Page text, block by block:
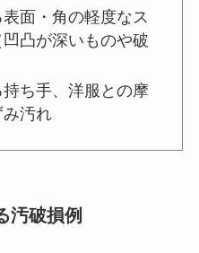
面・角の軽度なス
凸が深いものや破
ち手、洋服との摩
汚れ
汚破損例